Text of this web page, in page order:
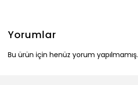
Yorumlar
Bu ürün için henüz yorum yapılmamış.